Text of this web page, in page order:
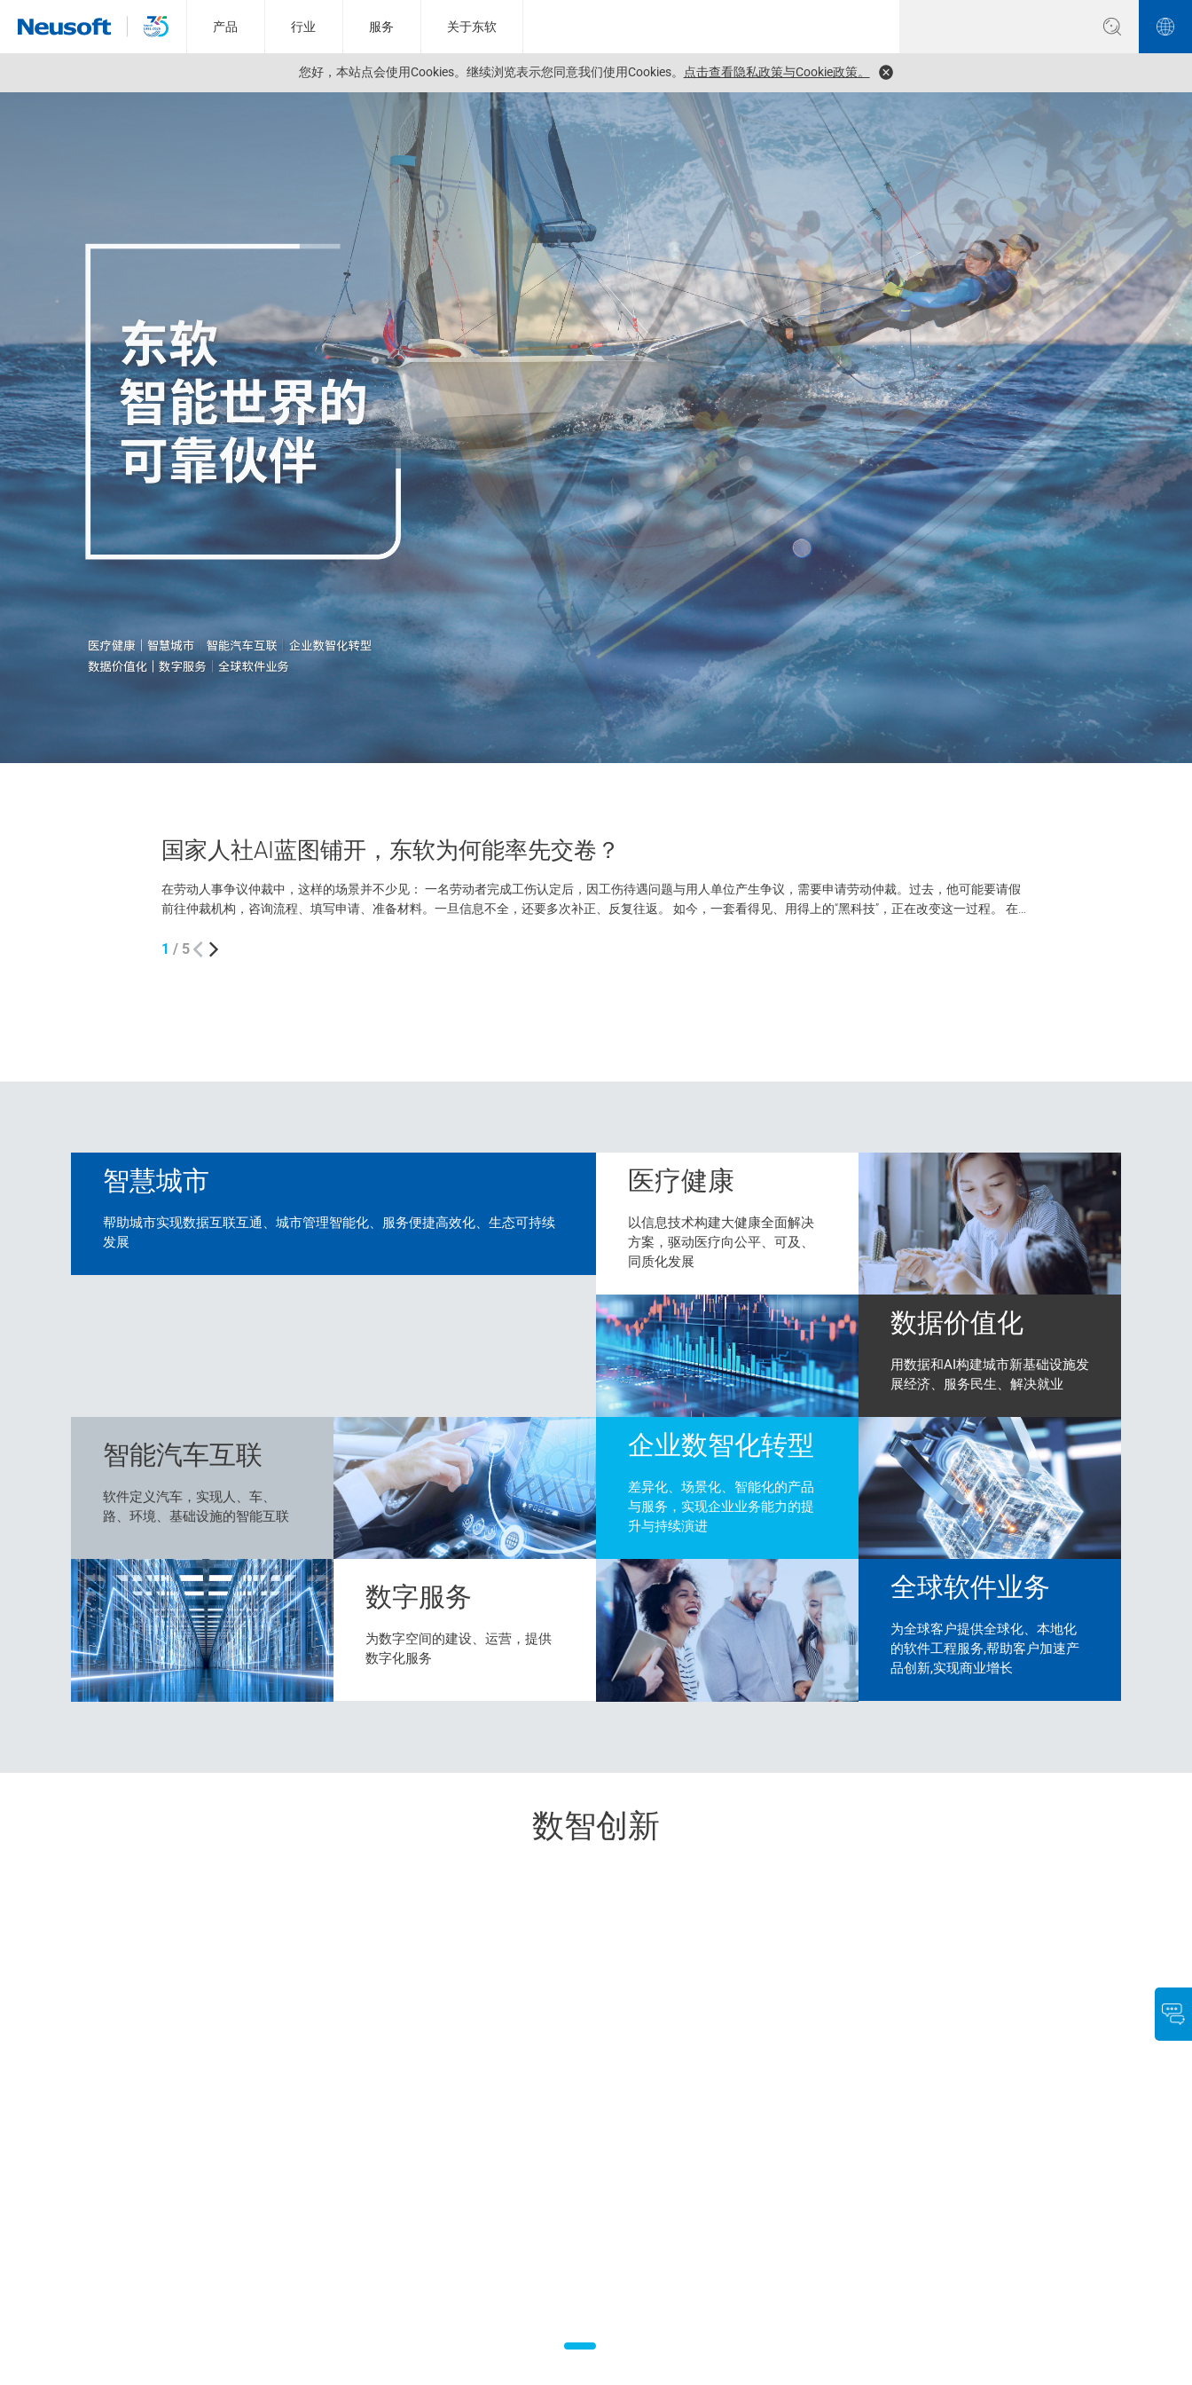
您好， 本站点会使用Cookies。 继续浏览表示您同意我们使用Cookies。 点击查看隐私政策与Cookie政策。
产品 行业 服务 关于东软
国家人社AI蓝图铺开，东软为何能率先交卷？
在劳动人事争议仲裁中，这样的场景并不少见： 一名劳动者完成工伤认定后，因工伤待遇问题与用人单位产生争议，需要申请劳动仲裁。过去，他可能要请假
前往仲裁机构，咨询流程、填写申请、准备材料。一旦信息不全，还要多次补正、反复往返。 如今，一套看得见、用得上的“黑科技”，正在改变这一过程。 在工
1 / 5
智慧城市
帮助城市实现数据互联互通、城市管理智能化、服务便捷高效化、生态可持续
发展
医疗健康
以信息技术构建大健康全面解决
方案，驱动医疗向公平、可及、
同质化发展
数据价值化
用数据和AI构建城市新基础设施发
展经济、服务民生、解决就业
智能汽车互联
软件定义汽车，实现人、车、
路、环境、基础设施的智能互联
企业数智化转型
差异化、场景化、智能化的产品
与服务，实现企业业务能力的提
升与持续演进
数字服务
为数字空间的建设、运营，提供
数字化服务
全球软件业务
为全球客户提供全球化、本地化
的软件工程服务,帮助客户加速产
品创新,实现商业增长
数智创新